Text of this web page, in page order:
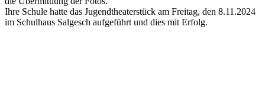
Ihre Schule hatte das Jugendtheaterstück am Freitag, den 8.11.2024
im Schulhaus Salgesch aufgeführt und dies mit Erfolg.